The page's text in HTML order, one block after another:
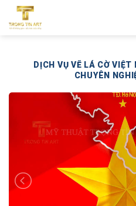
qua
DỊCH VỤ VẼ LÁ CỜ
CHUYÊN